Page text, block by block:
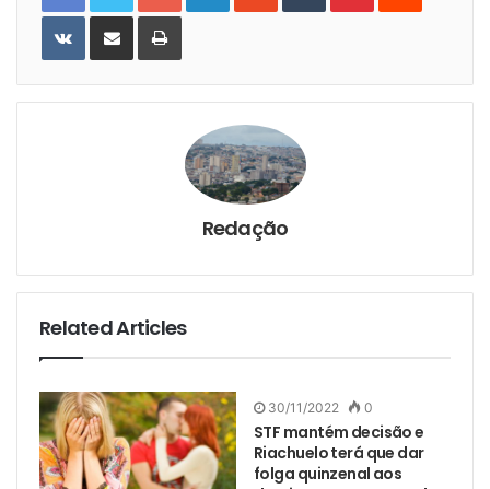
VKontakteShare
Email
Print
Redação
Related Articles
30/11/2022 0
STF mantém decisão e
Riachuelo terá que dar
folga quinzenal aos